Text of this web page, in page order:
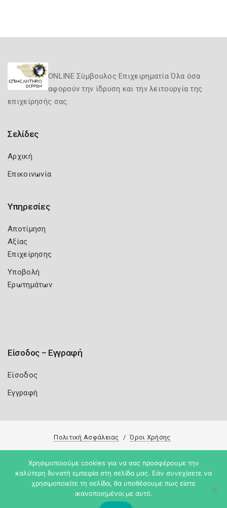
ONLINE Σύμβουλος Επιχειρηματία Όλα όσα
αφορούν την ίδρυση και την λειτουργία της
επιχείρησής σας.
Σελίδες
Αρχική
Επικοινωνία
Υπηρεσίες
Αποτίμηση
Αξίας
Επιχείρησης
Υποβολή
Ερωτημάτων
Είσοδος – Εγγραφή
Είσοδος
Εγγραφή
Πολιτική Ασφάλειας Όροι Χρήσης
Copyright 2026 Knowledge A.E.
Χρησιμοποιούμε cookies για να σας προσφέρουμε την
καλύτερη δυνατή εμπειρία στη σελίδα μας. Εάν συνεχίσετε να
χρησιμοποιείτε τη σελίδα, θα υποθέσουμε πως είστε
ικανοποιημένοι με αυτό.